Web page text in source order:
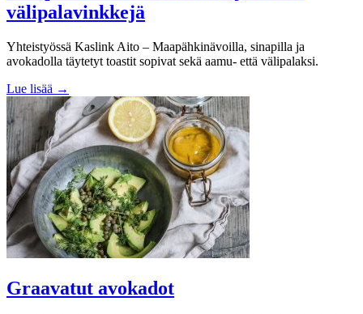
välipalavinkkejä
Yhteistyössä Kaslink Aito – Maapähkinävoilla, sinapilla ja
avokadolla täytetyt toastit sopivat sekä aamu- että välipalaksi.
Lue lisää →
Graavatut avokadot